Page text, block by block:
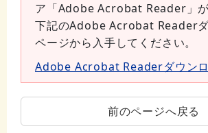
ア「Adobe Acrobat Reader」が
下記のAdobe Acrobat Reader
ページから入手してください。
Adobe Acrobat Readerダウン
前のページへ戻る